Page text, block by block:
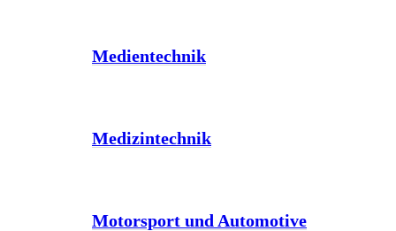
Medientechnik
Medizintechnik
Motorsport und Automotive